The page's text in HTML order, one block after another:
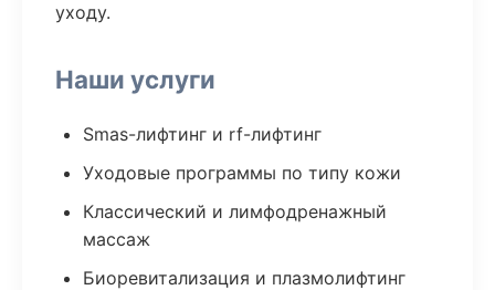
уходу.
Наши услуги
Smas-лифтинг и rf-лифтинг
Уходовые программы по типу кожи
Классический и лимфодренажный
массаж
Биоревитализация и плазмолифтинг